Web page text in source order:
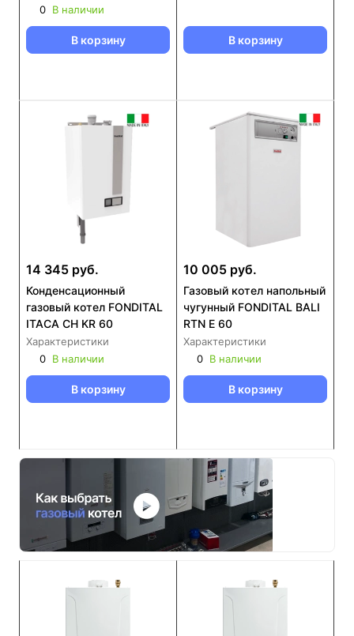
0 В наличии
В корзину В корзину
14 345 руб.
Конденсационный
газовый котел FONDITAL
ITACA CH KR 60
Характеристики
0 В наличии
В корзину
10 005 руб.
Газовый котел напольный
чугунный FONDITAL BALI
RTN E 60
Характеристики
0 В наличии
В корзину